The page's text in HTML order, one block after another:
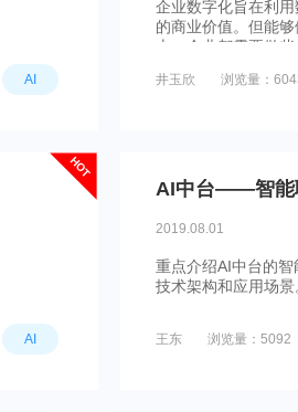
AI
企业数字化旨在利
的商业价值。但能
上，企业都需要做些
井玉欣 浏览量：
HOT
AI
AI中台——智能
2019.08.01
重点介绍AI中台的
技术架构和应用场景
王东 浏览量：5092